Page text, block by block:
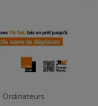
Ordinateurs